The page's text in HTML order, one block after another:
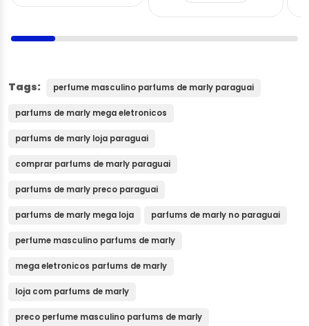
Tags: perfume masculino parfums de marly paraguai
parfums de marly mega eletronicos
parfums de marly loja paraguai
comprar parfums de marly paraguai
parfums de marly preco paraguai
parfums de marly mega loja parfums de marly no paraguai
perfume masculino parfums de marly
mega eletronicos parfums de marly
loja com parfums de marly
preco perfume masculino parfums de marly